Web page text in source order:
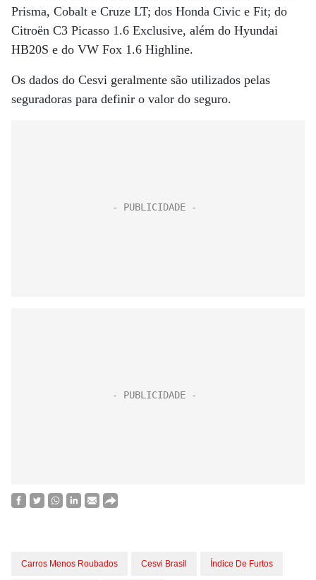
Prisma, Cobalt e Cruze LT; dos Honda Civic e Fit; do
Citroën C3 Picasso 1.6 Exclusive, além do Hyundai
HB20S e do VW Fox 1.6 Highline.
Os dados do Cesvi geralmente são utilizados pelas
seguradoras para definir o valor do seguro.
Carros Menos Roubados Cesvi Brasil Índice De Furtos